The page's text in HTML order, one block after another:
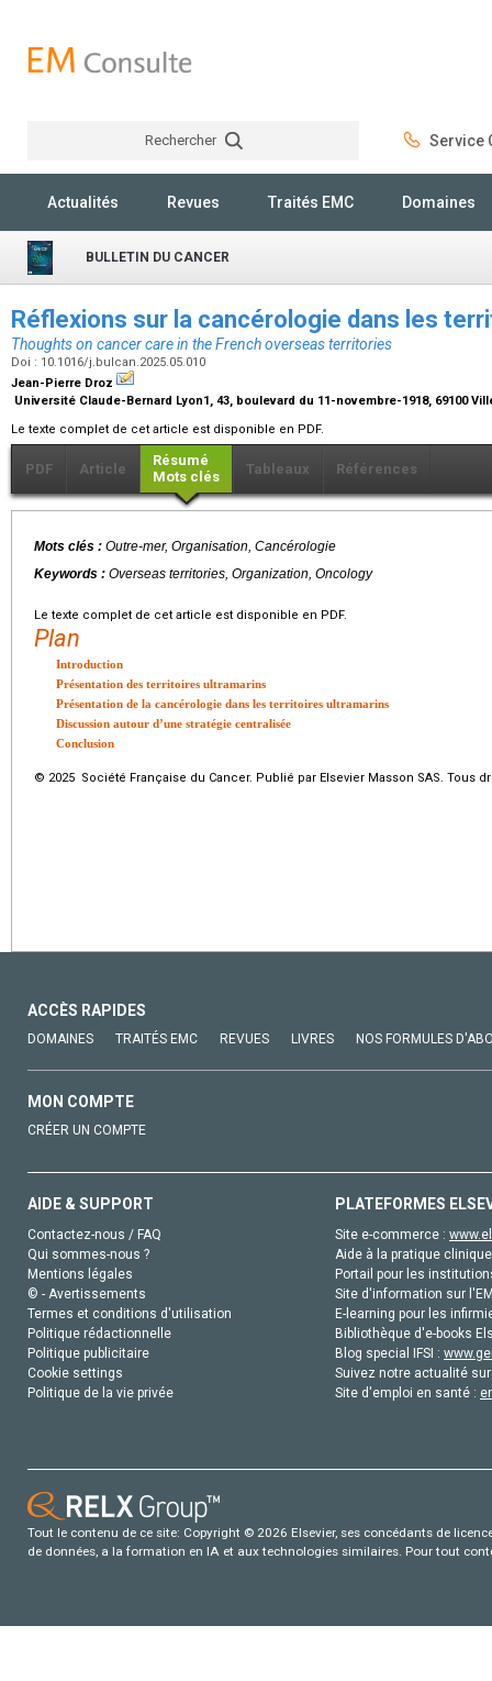
Rechercher Service
Actualités Revues Traités EMC Domaines
BULLETIN DU CANCER
Réflexions sur la cancérologie dans les
Thoughts on cancer care in the French overseas territories
Doi : 10.1016/j.bulcan.2025.05.010
Jean-Pierre Droz
Université Claude-Bernard Lyon1, 43, boulevard du 11-novembre-1918, 69100
Le texte complet de cet article est disponible en PDF.
PDF Article
Résumé
Mots clés
Tableaux Références
Mots clés : Outre-mer, Organisation, Cancérologie
Keywords : Overseas territories, Organization, Oncology
Le texte complet de cet article est disponible en PDF.
Plan
Introduction
Présentation des territoires ultramarins
Présentation de la cancérologie dans les territoires ultramarins
Discussion autour d’une stratégie centralisée
Conclusion
© 2025 Société Française du Cancer. Publié par Elsevier Masson SAS. Tous
ACCÈS RAPIDES
DOMAINES TRAITÉS EMC REVUES LIVRES NOS FORMULES
MON COMPTE
CRÉER UN COMPTE
AIDE & SUPPORT
Contactez-nous / FAQ
Qui sommes-nous ?
Mentions légales
© - Avertissements
Termes et conditions d'utilisation
Politique rédactionnelle
Politique publicitaire
Cookie settings
Politique de la vie privée
PLATEFORMES
Site e-commerce :
Aide à la pratique
Portail pour les
Site d'information sur
E-learning pour les
Bibliothèque d'e-books
Blog special IFSI :
Suivez notre actualité
Site d'emploi en santé :
Tout le contenu de ce site: Copyright © 2026 Elsevier, ses concédants de
de données, a la formation en IA et aux technologies similaires. Pour tout